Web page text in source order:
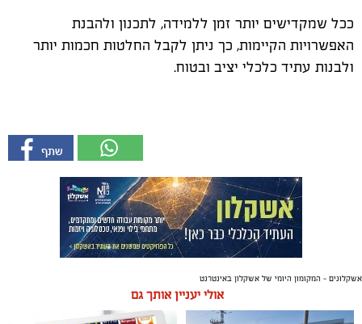
ככל שמקדישים יותר זמן ללמידה, לתכנון ולהבנת
האפשרויות הקיימות, כך ניתן לקבל החלטות חכמות יותר
ולבנות עתיד כלכלי יציב ובטוח.
אשקלונים - המקומון היומי של אשקלון באינטרנט
אולי יעניין אותך גם